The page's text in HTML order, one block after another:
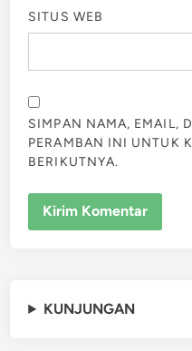
SITUS WEB
SIMPAN NAMA, EMAIL,
PERAMBAN INI UNTUK
BERIKUTNYA.
KUNJUNGAN